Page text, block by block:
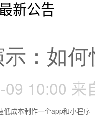
新公告
：如
09 10:00 来
低成本制作一个app和小程序